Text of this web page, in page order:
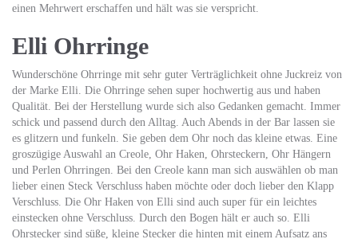
einen Mehrwert erschaffen und hält was sie verspricht.
Elli Ohrringe
Wunderschöne Ohrringe mit sehr guter Verträglichkeit ohne Juckreiz von
der Marke Elli. Die Ohrringe sehen super hochwertig aus und haben
Qualität. Bei der Herstellung wurde sich also Gedanken gemacht. Immer
schick und passend durch den Alltag. Auch Abends in der Bar lassen sie
es glitzern und funkeln. Sie geben dem Ohr noch das kleine etwas. Eine
groszügige Auswahl an Creole, Ohr Haken, Ohrsteckern, Ohr Hängern
und Perlen Ohrringen. Bei den Creole kann man sich auswählen ob man
lieber einen Steck Verschluss haben möchte oder doch lieber den Klapp
Verschluss. Die Ohr Haken von Elli sind auch super für ein leichtes
einstecken ohne Verschluss. Durch den Bogen hält er auch so. Elli
Ohrstecker sind süße, kleine Stecker die hinten mit einem Aufsatz ans